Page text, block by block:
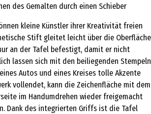
des Gemalten durch einen Schieber
kleine Künstler ihrer Kreativität freien
Stift gleitet leicht über die Oberfläche
an der Tafel befestigt, damit er nicht
lassen sich mit den beiliegenden Stempeln
Autos und eines Kreises tolle Akzente
vollendet, kann die Zeichenfläche mit dem
im Handumdrehen wieder freigemacht
Dank des integrierten Griffs ist die Tafel